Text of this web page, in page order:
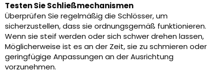
Testen Sie Schließmechanismen
Überprüfen Sie regelmäßig die Schlösser, um
sicherzustellen, dass sie ordnungsgemäß funktionieren.
Wenn sie steif werden oder sich schwer drehen lassen,
Möglicherweise ist es an der Zeit, sie zu schmieren oder
geringfügige Anpassungen an der Ausrichtung
vorzunehmen.